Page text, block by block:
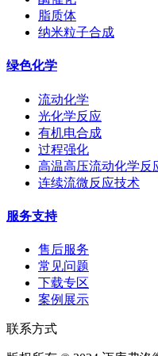
脂质体
纳米粒子合成
绿色化学
流动化学
光化学反应
有机电合成
过程强化
高温高压流动化学反
连续流微反应技术
服务支持
售后服务
常见问题
下载专区
案例展示
联系方式